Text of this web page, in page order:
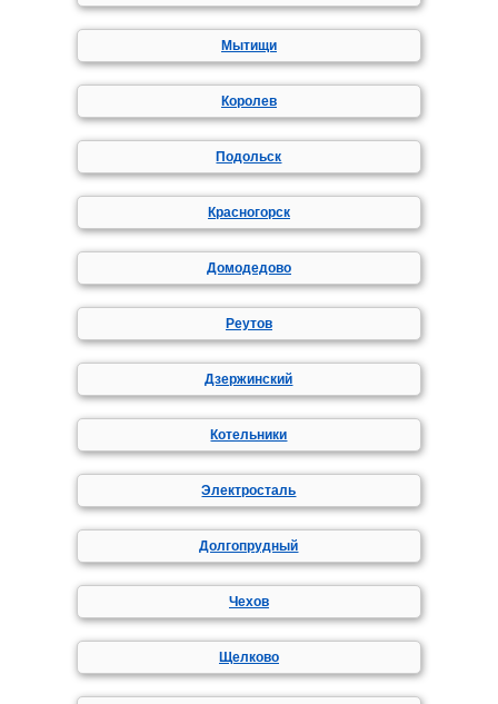
Мытищи
Королев
Подольск
Красногорск
Домодедово
Реутов
Дзержинский
Котельники
Электросталь
Долгопрудный
Чехов
Щелково